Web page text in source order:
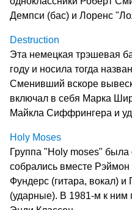
Демпси (бас) и Лоренс
Destruction
Эта немецкая трэшевая
году и носила тогда
Сменивший вскоре
включал в себя Марка
Майкла Сиффрингера и
Holy Moses
Группа "Holy moses" была
собрались вместе
Фундерс (гитара, вокал)
(ударные). В 1981-м к ним